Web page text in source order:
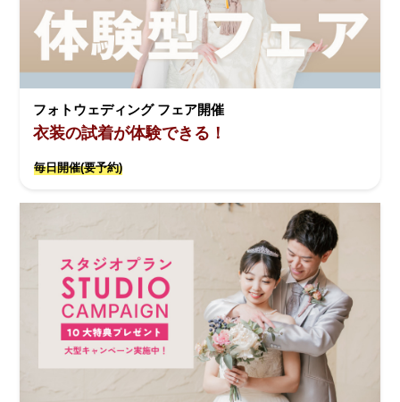
フォトウェディング フェア開催
衣装の試着が体験できる！
毎日開催(要予約)